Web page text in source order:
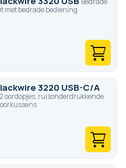
met bedrade bediening
3220 USB-C/A
oordopjes, ruisonderdrukkende